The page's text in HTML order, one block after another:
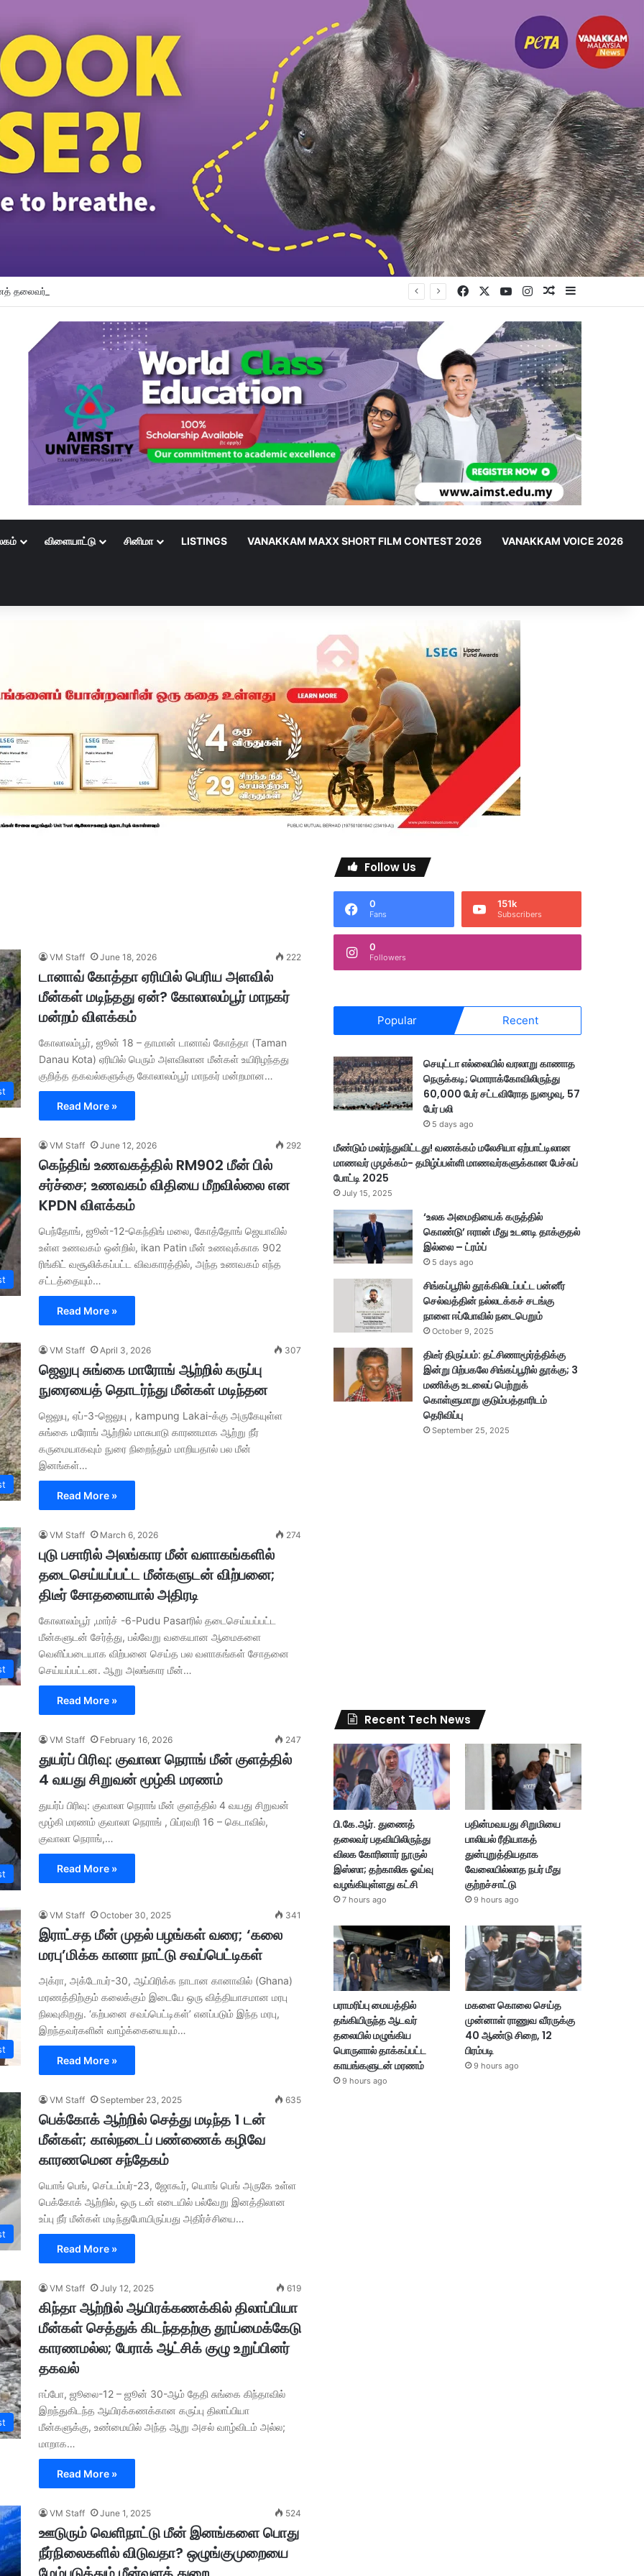
தலைவர் பதவியிலிருந்து விலக கோரினார் நூருல் இஸ்ஸா; தற்காலிக ஓய்வு வழங்கியுள்ளது கட்சி Facebook YouTubeInstagramRandom Article
விளையாட்டு சினிமா LISTINGS VANAKKAM MAXX SHORT FILM CONTEST 2026 VANAKKAM VOICE 2026
VM Staff June 18, 2026 222
டானாவ் கோத்தா ஏரியில் பெரிய அளவில்
மீன்கள் மடிந்தது ஏன்? கோலாலம்பூர் மாநகர்
மன்றம் விளக்கம்
கோலாலம்பூர், ஜூன் 18 – தாமான் டானாவ் கோத்தா (Taman
Danau Kota) ஏரியில் பெரும் அளவிலான மீன்கள் உயிரிழந்தது
குறித்த தகவல்களுக்கு கோலாலம்பூர் மாநகர் மன்றமான…
Read More »
VM Staff June 12, 2026 292
கெந்திங் உணவகத்தில் RM902 மீன் பில்
சர்ச்சை; உணவகம் விதியை மீறவில்லை என
KPDN விளக்கம்
பெந்தோங், ஜூன்-12-கெந்திங் மலை, கோத்தோங் ஜெயாவில்
உள்ள உணவகம் ஒன்றில், ikan Patin மீன் உணவுக்காக 902
ரிங்கிட் வசூலிக்கப்பட்ட விவகாரத்தில், அந்த உணவகம் எந்த
சட்டத்தையும்…
Read More »
VM Staff April 3, 2026 307
ஜெலுபு சுங்கை மாரோங் ஆற்றில் கருப்பு
நுரையைத் தொடர்ந்து மீன்கள் மடிந்தன
ஜெலுபு, ஏப்-3-ஜெலுபு , kampung Lakai-க்கு அருகேயுள்ள
சுங்கை மரோங் ஆற்றில் மாசுபாடு காரணமாக ஆற்று நீர்
கருமையாகவும் நுரை நிறைந்தும் மாறியதால் பல மீன்
இனங்கள்…
Read More »
VM Staff March 6, 2026 274
புடு பசாரில் அலங்கார மீன் வளாகங்களில்
தடைசெய்யப்பட்ட மீன்களுடன் விற்பனை;
திடீர் சோதனையால் அதிரடி
கோலாலம்பூர் ,மார்ச் -6-Pudu Pasarரில் தடைசெய்யப்பட்ட
மீன்களுடன் சேர்த்து, பல்வேறு வகையான ஆமைகளை
வெளிப்படையாக விற்பனை செய்த பல வளாகங்கள் சோதனை
செய்யப்பட்டன. ஆறு அலங்கார மீன்…
Read More »
VM Staff February 16, 2026 247
துயர்ப் பிரிவு: குவாலா நெராங் மீன் குளத்தில்
4 வயது சிறுவன் மூழ்கி மரணம்
துயர்ப் பிரிவு: குவாலா நெராங் மீன் குளத்தில் 4 வயது சிறுவன்
மூழ்கி மரணம் குவாலா நெராங் , பிப்ரவரி 16 – கெடாவில்,
குவாலா நெராங்,…
Read More »
VM Staff October 30, 2025 341
இராட்சத மீன் முதல் பழங்கள் வரை; ‘கலை
மரபு’மிக்க கானா நாட்டு சவப்பெட்டிகள்
அக்ரா, அக்டோபர்-30, ஆப்பிரிக்க நாடான கானாவில் (Ghana)
மரணத்திற்கும் கலைக்கும் இடையே ஒரு வித்தியாசமான மரபு
நிலவுகிறது. ‘கற்பனை சவப்பெட்டிகள்’ எனப்படும் இந்த மரபு,
இறந்தவர்களின் வாழ்க்கையையும்…
Read More »
VM Staff September 23, 2025 635
பெக்கோக் ஆற்றில் செத்து மடிந்த 1 டன்
மீன்கள்; கால்நடைப் பண்ணைக் கழிவே
காரணமென சந்தேகம்
யொங் பெங், செப்டம்பர்-23, ஜோகூர், யொங் பெங் அருகே உள்ள
பெக்கோக் ஆற்றில், ஒரு டன் எடையில் பல்வேறு இனத்திலான
உப்பு நீர் மீன்கள் மடிந்துபோயிருப்பது அதிர்ச்சியை…
Read More »
VM Staff July 12, 2025 619
கிந்தா ஆற்றில் ஆயிரக்கணக்கில் திலாப்பியா
மீன்கள் செத்துக் கிடந்ததற்கு தூய்மைக்கேடு
காரணமல்ல; பேராக் ஆட்சிக் குழு உறுப்பினர்
தகவல்
ஈப்போ, ஜூலை-12 – ஜூன் 30-ஆம் தேதி சுங்கை கிந்தாவில்
இறந்துகிடந்த ஆயிரக்கணக்கான கருப்பு திலாப்பியா
மீன்களுக்கு, உண்மையில் அந்த ஆறு அசல் வாழ்விடம் அல்ல;
மாறாக…
Read More »
VM Staff June 1, 2025 524
ஊடுரும் வெளிநாட்டு மீன் இனங்களை பொது
நீர்நிலைகளில் விடுவதா? ஒழுங்குமுறையை
Follow Us
0
Fans
151k
Subscribers
0
Followers
Popular Recent
செயுட்டா எல்லையில் வரலாறு காணாத
நெருக்கடி; மொராக்கோவிலிருந்து
60,000 பேர் சட்டவிரோத நுழைவு, 57
பேர் பலி
5 days ago
மீண்டும் மலர்ந்துவிட்டது! வணக்கம் மலேசியா ஏற்பாட்டிலான
மாணவர் முழக்கம்- தமிழ்ப்பள்ளி மாணவர்களுக்கான பேச்சுப்
போட்டி 2025
July 15, 2025
‘உலக அமைதியைக் கருத்தில்
கொண்டு’ ஈரான் மீது உடனடி தாக்குதல்
இல்லை – ட்ரம்ப்
5 days ago
சிங்கப்பூரில் தூக்கிலிடப்பட்ட பன்னீர்
செல்வத்தின் நல்லடக்கச் சடங்கு
நாளை ஈப்போவில் நடைபெறும்
October 9, 2025
திடீர் திருப்பம்: தட்சிணாமூர்த்திக்கு
இன்று பிற்பகலே சிங்கப்பூரில் தூக்கு; 3
மணிக்கு உடலைப் பெற்றுக்
கொள்ளுமாறு குடும்பத்தாரிடம்
தெரிவிப்பு
September 25, 2025
Recent Tech News
பி.கே.ஆர். துணைத்
தலைவர் பதவியிலிருந்து
விலக கோரினார் நூருல்
இஸ்ஸா; தற்காலிக ஓய்வு
வழங்கியுள்ளது கட்சி
7 hours ago
பதின்மவயது சிறுமியை
பாலியல் ரீதியாகத்
துன்புறுத்தியதாக
வேலையில்லாத நபர் மீது
குற்றச்சாட்டு
9 hours ago
பராமரிப்பு மையத்தில்
தங்கியிருந்த ஆடவர்
தலையில் மழுங்கிய
பொருளால் தாக்கப்பட்ட
காயங்களுடன் மரணம்
9 hours ago
மகளை கொலை செய்த
முன்னாள் ராணுவ வீரருக்கு
40 ஆண்டு சிறை, 12
பிரம்படி
9 hours ago